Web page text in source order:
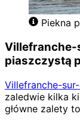
Piekna
Villefranche-
piaszczystą
Villefranche-
zaledwie kilka
główne zalety